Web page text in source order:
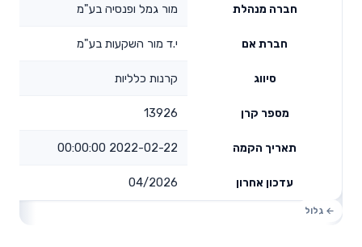
חברה מנהלת מור גמל ופנסיה בע"מ
חברת אם י.ד מור השקעות בע"מ
סיווג קרנות כלליות
מספר קרן 13926
תאריך הקמה 2022-02-22 00:00:00
עדכון אחרון 04/2026